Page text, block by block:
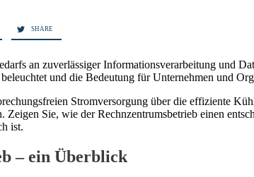
SHARE
an zuverlässiger Informationsverarbeitung und
und die Bedeutung für Unternehmen und
Stromversorgung über die effiziente
Zeigen Sie, wie der Rechnzentrumsbetrieb einen
ist.
– ein Überblick